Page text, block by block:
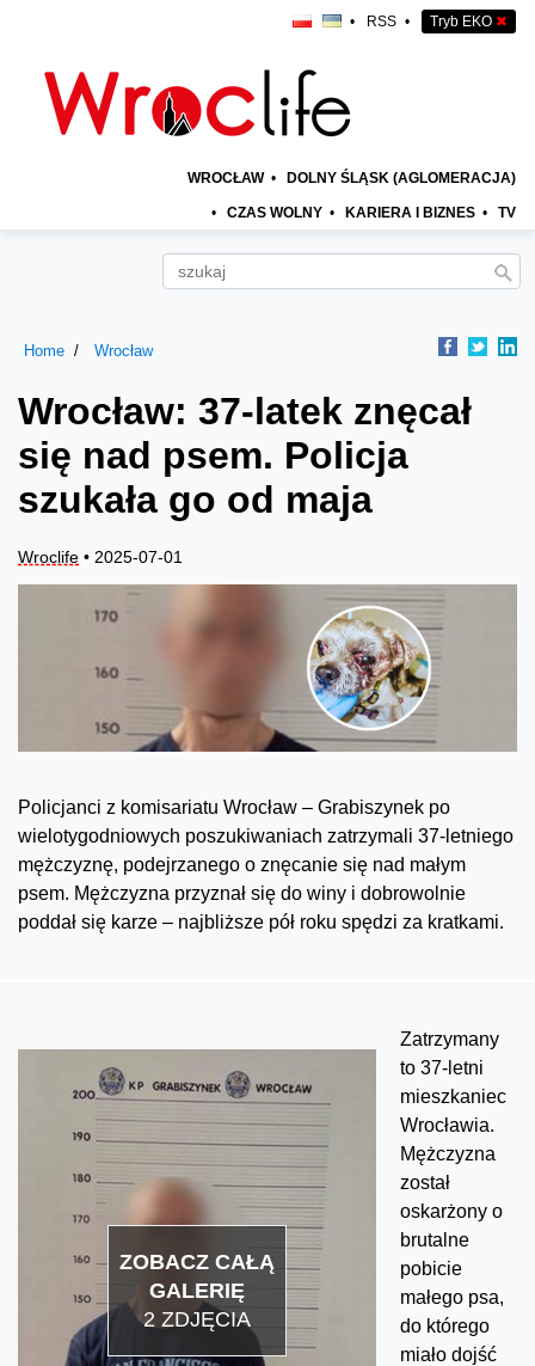
• RSS • Tryb EKO ✖
WROCŁAW • DOLNY ŚLĄSK (AGLOMERACJA)
• CZAS WOLNY • KARIERA I BIZNES • TV
Home Wrocław
Wrocław: 37-latek znęcał
się nad psem. Policja
szukała go od maja
Wroclife • 2025-07-01
Policjanci z komisariatu Wrocław – Grabiszynek po
wielotygodniowych poszukiwaniach zatrzymali 37-letniego
mężczyznę, podejrzanego o znęcanie się nad małym
psem. Mężczyzna przyznał się do winy i dobrowolnie
poddał się karze – najbliższe pół roku spędzi za kratkami.
ZOBACZ CAŁĄ
GALERIĘ
2 ZDJĘCIA
Zatrzymany
to 37-letni
mieszkaniec
Wrocławia.
Mężczyzna
został
oskarżony o
brutalne
pobicie
małego psa,
do którego
miało dojść